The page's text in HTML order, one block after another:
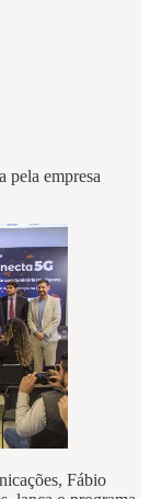
pela empresa
Fábio